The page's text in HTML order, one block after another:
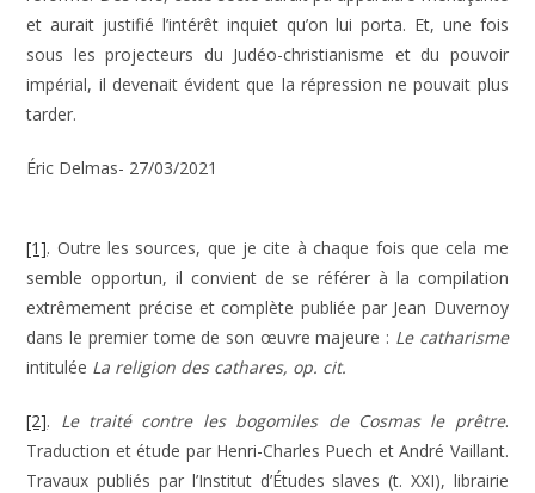
et aurait justifié l’intérêt inquiet qu’on lui porta. Et, une fois
sous les projecteurs du Judéo-christianisme et du pouvoir
impérial, il devenait évident que la répression ne pouvait plus
tarder.
Éric Delmas- 27/03/2021
[1]. Outre les sources, que je cite à chaque fois que cela me
semble opportun, il convient de se référer à la compilation
extrêmement précise et complète publiée par Jean Duvernoy
dans le premier tome de son œuvre majeure : Le catharisme
intitulée La religion des cathares, op. cit.
[2]. Le traité contre les bogomiles de Cosmas le prêtre.
Traduction et étude par Henri-Charles Puech et André Vaillant.
Travaux publiés par l’Institut d’Études slaves (t. XXI), librairie